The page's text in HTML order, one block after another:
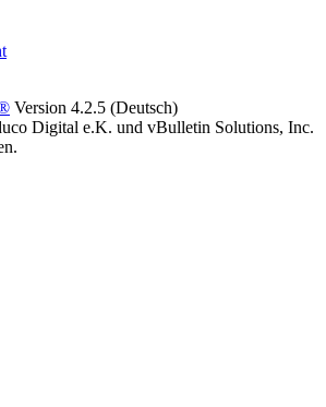
Version 4.2.5 (Deutsch)
Digital e.K. und vBulletin Solutions, Inc.